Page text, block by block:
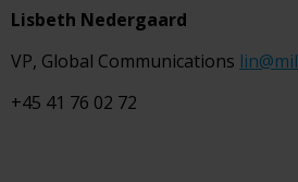
Lisbeth Nedergaard
VP, Global Communications
+45 41 76 02 72